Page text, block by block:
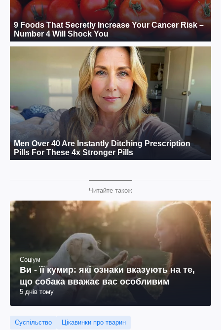
Читайте також
Соціум
Ви - її кумир: які ознаки вказують на те,
що собака вважає вас особливим
5 днів тому
Суспільство Цікавинки про тварин